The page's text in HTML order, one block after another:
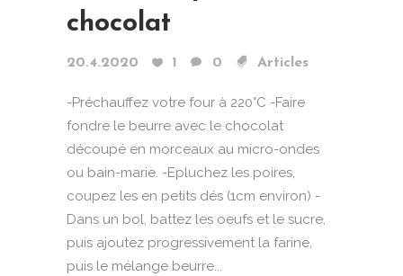
chocolat
20.4.2020 1 0 Articles
-Préchauffez votre four à 220°C -Faire
fondre le beurre avec le chocolat
découpé en morceaux au micro-ondes
ou bain-marie. -Epluchez les poires,
coupez les en petits dés (1cm environ) -
Dans un bol, battez les oeufs et le sucre,
puis ajoutez progressivement la farine,
puis le mélange beurre...